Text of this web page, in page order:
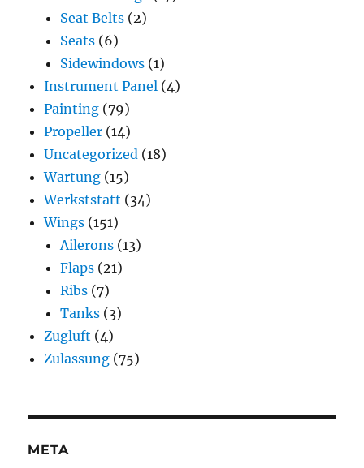
Seat Belts (2)
Seats (6)
Sidewindows (1)
Instrument Panel (4)
Painting (79)
Propeller (14)
Uncategorized (18)
Wartung (15)
Werkststatt (34)
Wings (151)
Ailerons (13)
Flaps (21)
Ribs (7)
Tanks (3)
Zugluft (4)
Zulassung (75)
META